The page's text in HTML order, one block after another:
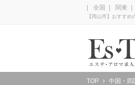
全国 関東
【岡山市】おすす
TOP 中国・四